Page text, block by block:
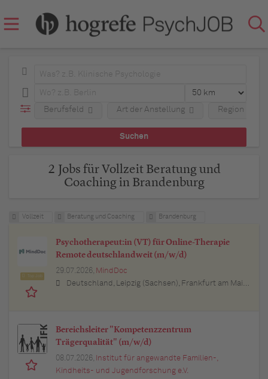
Berufsfeld Art der Anstellung Region
2 Jobs für Vollzeit Beratung und
Coaching in Brandenburg
Vollzeit Beratung und Coaching Brandenburg
Psychotherapeut:in (VT) für Online-Therapie
Remote deutschlandweit (m/w/d)
29.07.2026, MindDoc
Deutschland, Leipzig (Sachsen), Frankfurt am Main (Hessen), Stuttgart (Baden-Württemberg), München (Bayern), Berlin, Hamburg, Nürnberg (Bayern), Thüringen, Essen (Nordrhein-Westfalen), Köln (Nordrhein-Westfalen), Bremen, Lübeck (Schleswig-Holstein), Bonn (Nordrhein-Westfalen), Trier (Rheinland-Pfalz), Dresden (Sachsen), Erfurt (Thüringen), Dortmund (Nordrhein-Westfalen), Bayern, Düsseldorf (Nordrhein-Westfalen), Kiel (Schleswig-Holstein), Münster (Nordrhein-Westfalen), Sachsen, Sachsen-Anhalt, Baden-Württemberg, Brandenburg, Bremen, Hamburg, Hessen, Mecklenburg-Vorpommern, Niedersachsen, Nordrhein-Westfalen, Rheinland-Pfalz, Saarland, Schleswig-Holstein
Bereichsleiter "Kompetenzzentrum
Trägerqualität" (m/w/d)
08.07.2026, Institut für angewandte Familien-,
Kindheits- und Jugendforschung e.V.